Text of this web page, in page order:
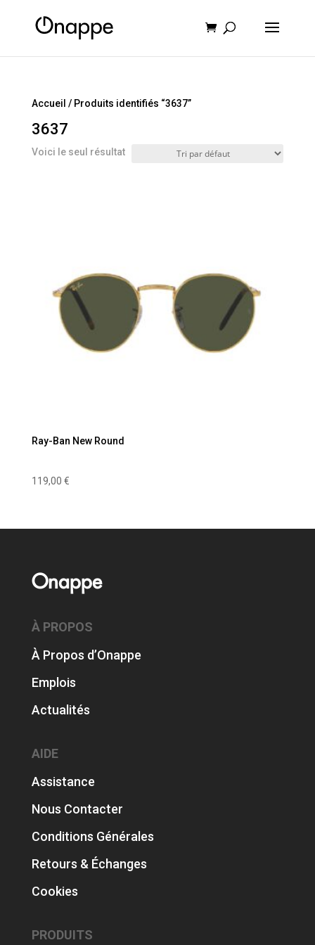
Accueil / Produits identifiés “3637”
3637
Voici le seul résultat
Ray-Ban New Round
119,00 €
Onappe
À PROPOS
À Propos d’Onappe
Emplois
Actualités
AIDE
Assistance
Nous Contacter
Conditions Générales
Retours & Échanges
Cookies
PRODUITS